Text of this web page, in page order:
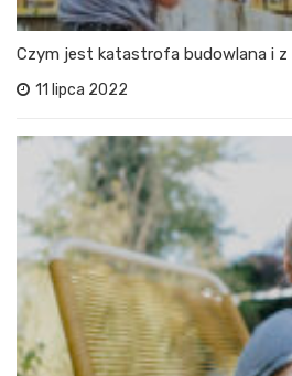
Czym jest katastrofa budowlana i z
11 lipca 2022